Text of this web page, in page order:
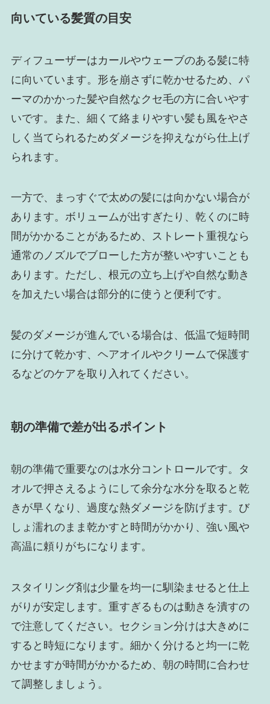
向いている髪質の目安
ディフューザーはカールやウェーブのある髪に特
に向いています。形を崩さずに乾かせるため、パ
ーマのかかった髪や自然なクセ毛の方に合いやす
いです。また、細くて絡まりやすい髪も風をやさ
しく当てられるためダメージを抑えながら仕上げ
られます。
一方で、まっすぐで太めの髪には向かない場合が
あります。ボリュームが出すぎたり、乾くのに時
間がかかることがあるため、ストレート重視なら
通常のノズルでブローした方が整いやすいことも
あります。ただし、根元の立ち上げや自然な動き
を加えたい場合は部分的に使うと便利です。
髪のダメージが進んでいる場合は、低温で短時間
に分けて乾かす、ヘアオイルやクリームで保護す
るなどのケアを取り入れてください。
朝の準備で差が出るポイント
朝の準備で重要なのは水分コントロールです。タ
オルで押さえるようにして余分な水分を取ると乾
きが早くなり、過度な熱ダメージを防げます。び
しょ濡れのまま乾かすと時間がかかり、強い風や
高温に頼りがちになります。
スタイリング剤は少量を均一に馴染ませると仕上
がりが安定します。重すぎるものは動きを潰すの
で注意してください。セクション分けは大きめに
すると時短になります。細かく分けると均一に乾
かせますが時間がかかるため、朝の時間に合わせ
て調整しましょう。